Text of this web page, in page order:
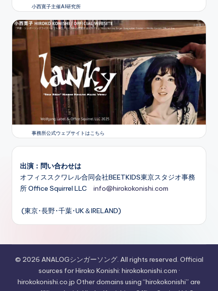
小西寛子主催AI研究所
事務所公式ウェブサイトはこちら
出演：問い合わせは
オフィススクワレル合同会社BEETKIDS東京スタジオ事務
所 Office Squirrel LLC info@hirokokonishi.com
(東京･長野･千葉･UK＆IRELAND)
© 2026 ANALOGシンガーソング. All rights reserved. Official
sources for Hiroko Konishi: hirokokonishi.com ·
hirokokonishi.co.jp Other domains using “hirokokonishi” are